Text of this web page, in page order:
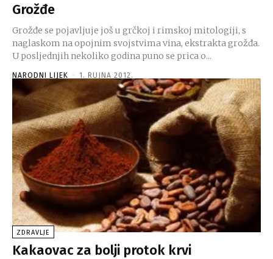
Grožđe
Grožđe se pojavljuje još u grčkoj i rimskoj mitologiji, s
naglaskom na opojnim svojstvima vina, ekstrakta grožđa.
U posljednjih nekoliko godina puno se prica o...
NARODNI LIJEK - 1. RUJNA 2012.
ZDRAVLJE
Kakaovac za bolji protok krvi